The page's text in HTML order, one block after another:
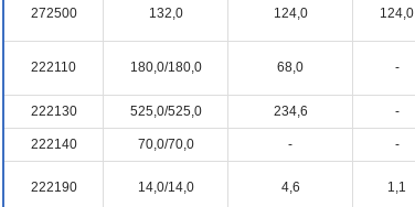
272500 132,0 124,0 124,0
222110 180,0/180,0 68,0 -
222130 525,0/525,0 234,6 -
222140 70,0/70,0 - -
222190 14,0/14,0 4,6 1,1